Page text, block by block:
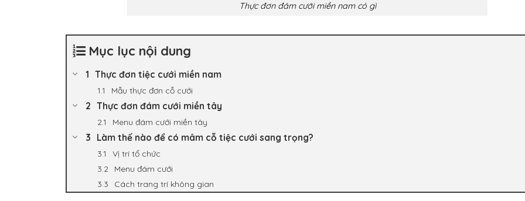
Thực đơn đám cưới miền nam có gì
Mục lục nội dung
Thực đơn tiệc cưới miền nam
Mẫu thực đơn cỗ cưới
Thực đơn đám cưới miền tây
Menu đám cưới miền tây
Làm thế nào để có mâm cỗ tiệc cưới sang trọng?
Vị trí tổ chức
Menu đám cưới
Cách trang trí không gian